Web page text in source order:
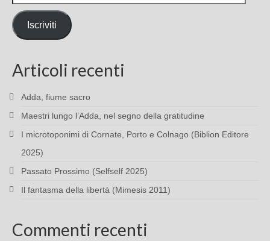
e-
mail
Iscriviti
Articoli recenti
Adda, fiume sacro
Maestri lungo l’Adda, nel segno della gratitudine
I microtoponimi di Cornate, Porto e Colnago (Biblion Editore
2025)
Passato Prossimo (Selfself 2025)
Il fantasma della libertà (Mimesis 2011)
Commenti recenti